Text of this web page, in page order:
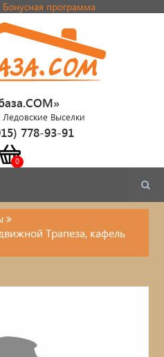
Бонусная программа
Выселки
778-93-91
Трапеза, кафель